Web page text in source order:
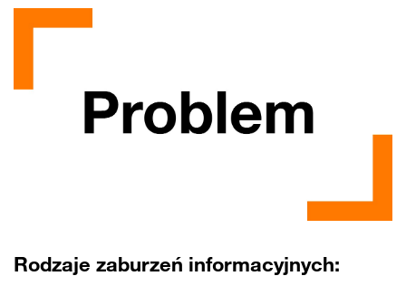
Rodzaje zaburzeń informacyjnych: